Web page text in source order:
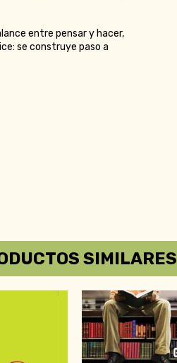
entre pensar y hacer,
se construye paso a
SIMILARES